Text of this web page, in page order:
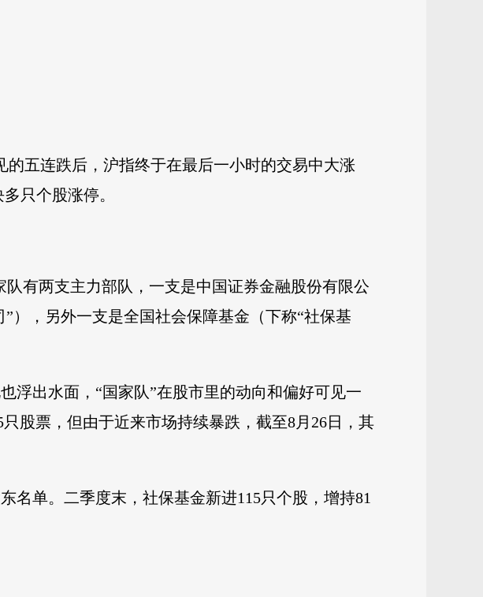
五连跌后，沪指终于在最后一小时的交易中大涨
只个股涨停。
有两支主力部队，一支是中国证券金融股份有限公
），另外一支是全国社会保障基金（下称“社保基
浮出水面，“国家队”在股市里的动向和偏好可见一
股票，但由于近来市场持续暴跌，截至8月26日，其
名单。二季度末，社保基金新进115只个股，增持81